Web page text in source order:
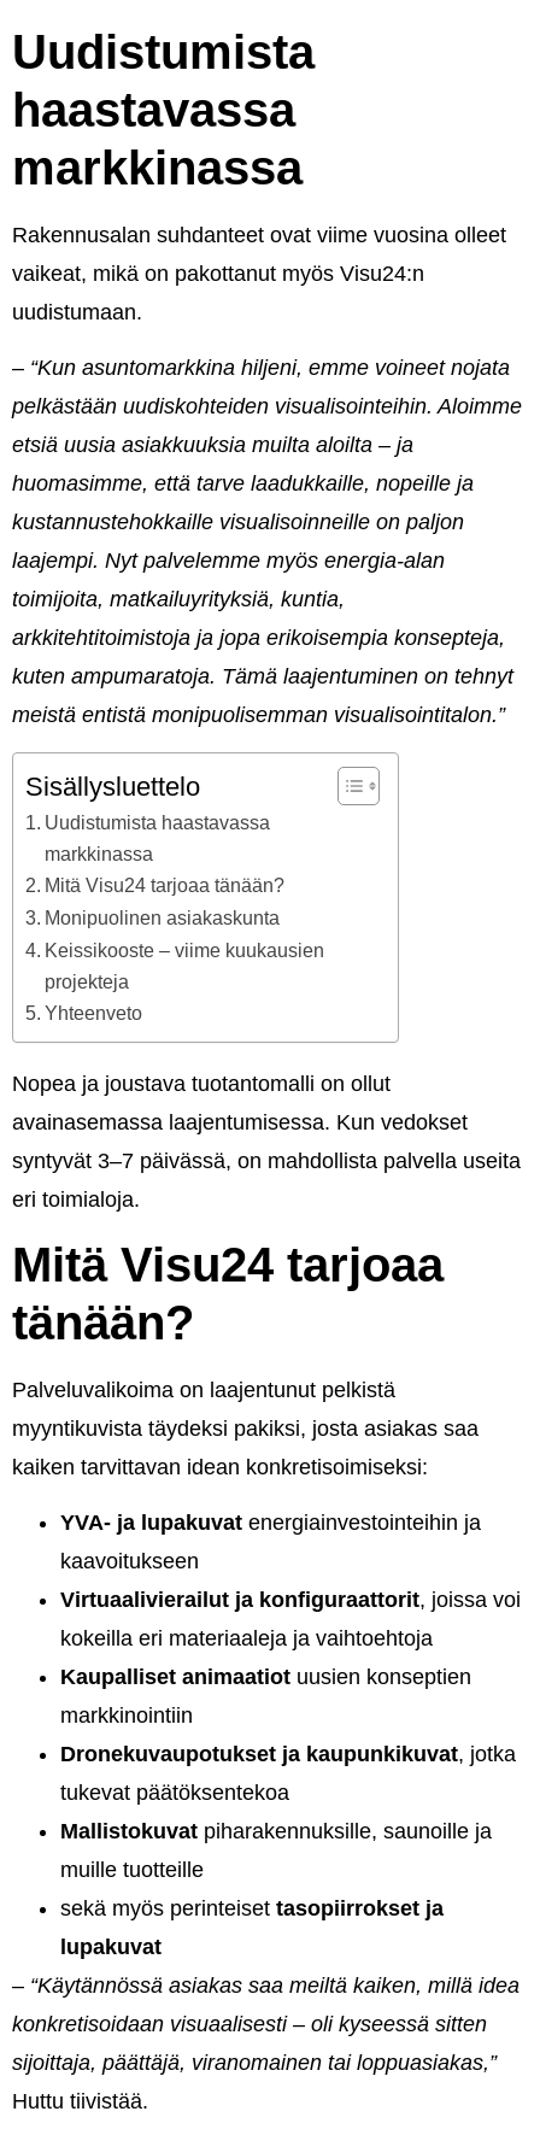
Uudistumista
haastavassa
markkinassa
Rakennusalan suhdanteet ovat viime vuosina olleet
vaikeat, mikä on pakottanut myös Visu24:n
uudistumaan.
– “Kun asuntomarkkina hiljeni, emme voineet nojata
pelkästään uudiskohteiden visualisointeihin. Aloimme
etsiä uusia asiakkuuksia muilta aloilta – ja
huomasimme, että tarve laadukkaille, nopeille ja
kustannustehokkaille visualisoinneille on paljon
laajempi. Nyt palvelemme myös energia-alan
toimijoita, matkailuyrityksiä, kuntia,
arkkitehtitoimistoja ja jopa erikoisempia konsepteja,
kuten ampumaratoja. Tämä laajentuminen on tehnyt
meistä entistä monipuolisemman visualisointitalon.”
Sisällysluettelo
Uudistumista haastavassa
markkinassa
Mitä Visu24 tarjoaa tänään?
Monipuolinen asiakaskunta
Keissikooste – viime kuukausien
projekteja
Yhteenveto
Nopea ja joustava tuotantomalli on ollut
avainasemassa laajentumisessa. Kun vedokset
syntyvät 3–7 päivässä, on mahdollista palvella useita
eri toimialoja.
Mitä Visu24 tarjoaa
tänään?
Palveluvalikoima on laajentunut pelkistä
myyntikuvista täydeksi pakiksi, josta asiakas saa
kaiken tarvittavan idean konkretisoimiseksi:
YVA- ja lupakuvat energiainvestointeihin ja
kaavoitukseen
Virtuaalivierailut ja konfiguraattorit, joissa voi
kokeilla eri materiaaleja ja vaihtoehtoja
Kaupalliset animaatiot uusien konseptien
markkinointiin
Dronekuvaupotukset ja kaupunkikuvat, jotka
tukevat päätöksentekoa
Mallistokuvat piharakennuksille, saunoille ja
muille tuotteille
sekä myös perinteiset tasopiirrokset ja
lupakuvat
– “Käytännössä asiakas saa meiltä kaiken, millä idea
konkretisoidaan visuaalisesti – oli kyseessä sitten
sijoittaja, päättäjä, viranomainen tai loppuasiakas,”
Huttu tiivistää.